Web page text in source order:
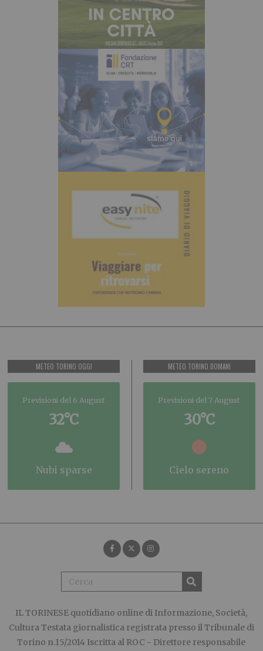
METEO TORINO OGGI
Previsioni del 6 August
32°C
nubi sparse
METEO TORINO DOMANI
Previsioni del 7 August
30°C
cielo sereno
IL TORINESE quotidiano online di Informazione, Società,
Cultura Testata giornalistica registrata presso il Tribunale di
Torino n.15/2014 Iscritta al ROC - Direttore responsabile